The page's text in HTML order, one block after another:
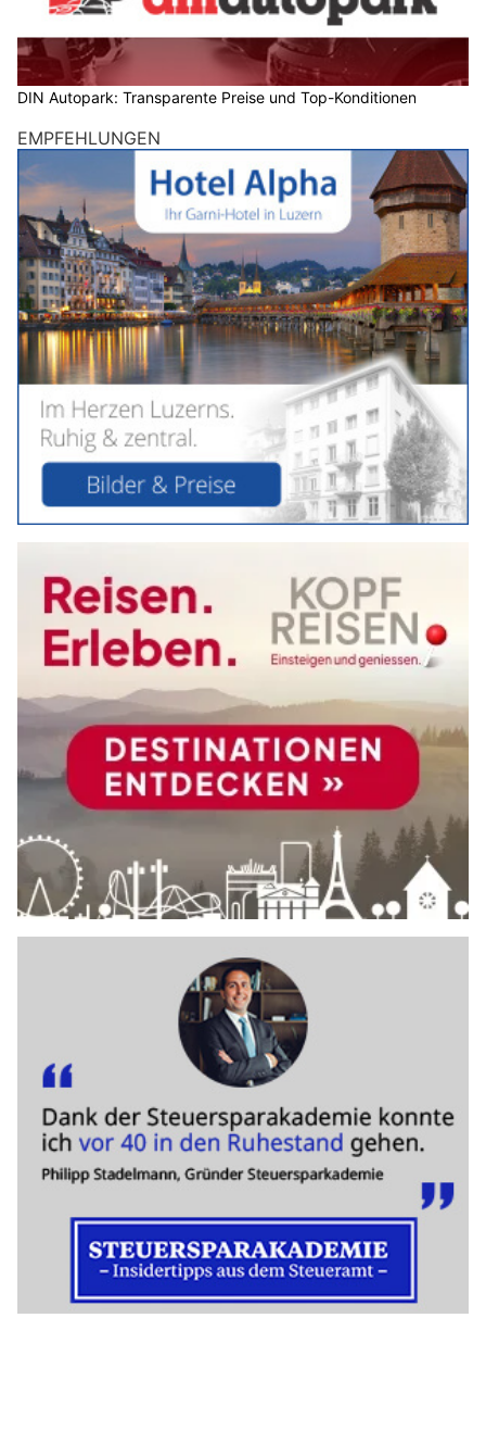
DIN Autopark: Transparente Preise und Top-Konditionen
EMPFEHLUNGEN